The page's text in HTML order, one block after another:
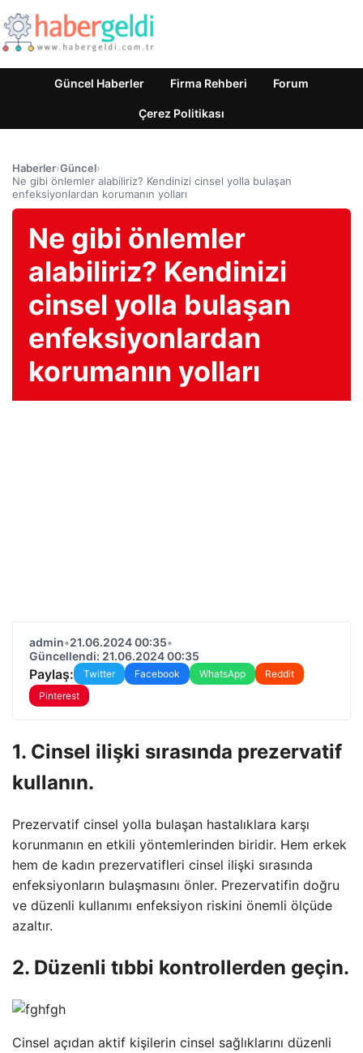
Güncel Haberler Firma Rehberi Forum
Çerez Politikası
Haberler›Güncel›
Ne gibi önlemler alabiliriz? Kendinizi cinsel yolla bulaşan
enfeksiyonlardan korumanın yolları
Ne gibi önlemler
alabiliriz? Kendinizi
cinsel yolla bulaşan
enfeksiyonlardan
korumanın yolları
admin•21.06.2024 00:35•
Güncellendi: 21.06.2024 00:35
Paylaş: Twitter Facebook WhatsApp
Reddit
Pinterest
1. Cinsel ilişki sırasında prezervatif
kullanın.
Prezervatif cinsel yolla bulaşan hastalıklara karşı
korunmanın en etkili yöntemlerinden biridir. Hem erkek
hem de kadın prezervatifleri cinsel ilişki sırasında
enfeksiyonların bulaşmasını önler. Prezervatifin doğru
ve düzenli kullanımı enfeksiyon riskini önemli ölçüde
azaltır.
2. Düzenli tıbbi kontrollerden geçin.
Cinsel açıdan aktif kişilerin cinsel sağlıklarını düzenli